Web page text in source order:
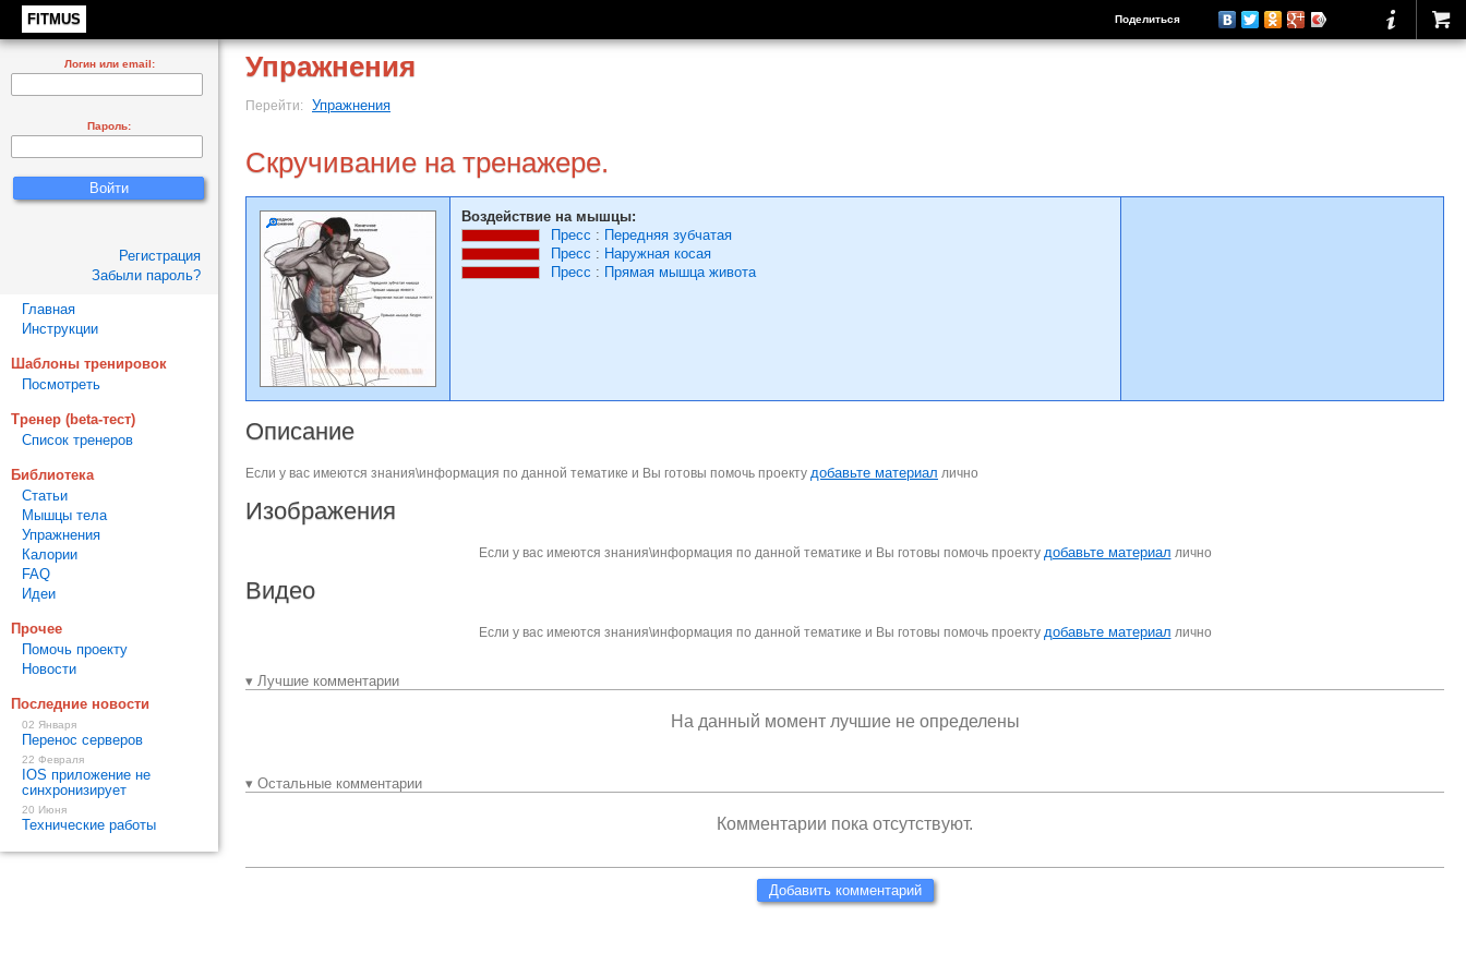
FITMUS Поделиться
Упражнения
Перейти: Упражнения
Скручивание на тренажере.
Воздействие на мышцы:
Пресс : Передняя зубчатая
Пресс : Наружная косая
Пресс : Прямая мышца живота
Описание
Если у вас имеются знания\информация по данной тематике и Вы готовы помочь проекту добавьте материал лично
Изображения
Если у вас имеются знания\информация по данной тематике и Вы готовы помочь проекту добавьте материал лично
Видео
Если у вас имеются знания\информация по данной тематике и Вы готовы помочь проекту добавьте материал лично
▾ Лучшие комментарии
На данный момент лучшие не определены
▾ Остальные комментарии
Комментарии пока отсутствуют.
Добавить комментарий
Логин или email:
Пароль:
Регистрация
Забыли пароль?
Главная
Инструкции
Шаблоны тренировок
Посмотреть
Тренер (beta-тест)
Список тренеров
Библиотека
Статьи
Мышцы тела
Упражнения
Калории
FAQ
Идеи
Прочее
Помочь проекту
Новости
Последние новости
02 Января
Перенос серверов
22 Февраля
IOS приложение не
синхронизирует
20 Июня
Технические работы